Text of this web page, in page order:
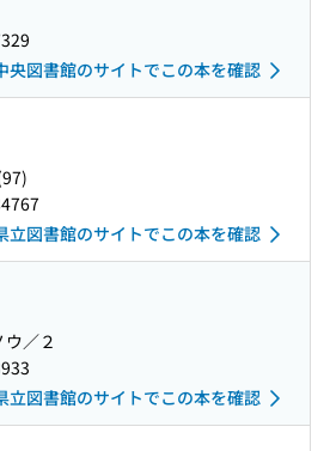
央図書館のサイトでこの本を確認
立図書館のサイトでこの本を確認
ウ／２
立図書館のサイトでこの本を確認